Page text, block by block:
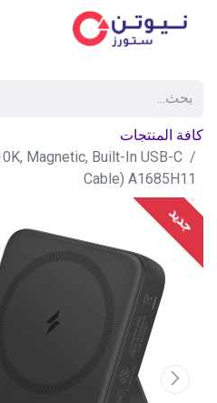
كافة المنتجات
Magnetic, Built-In USB-C
Cable) A1685H11
جديد